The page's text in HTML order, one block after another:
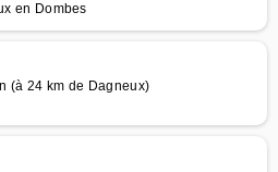
en Dombes
(à 24 km de Dagneux)